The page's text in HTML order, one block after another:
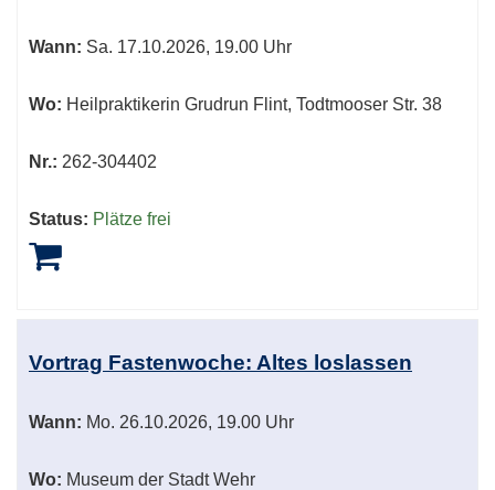
Wann: Sa. 17.10.2026, 19.00 Uhr
Wo: Heilpraktikerin Grudrun Flint, Todtmooser Str. 38
Nr.: 262-304402
Status: Plätze frei
Vortrag Fastenwoche: Altes loslassen
Wann: Mo. 26.10.2026, 19.00 Uhr
Wo: Museum der Stadt Wehr